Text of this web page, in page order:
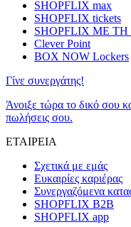
SHOPFLIX max
SHOPFLIX tickets
SHOPFLIX ΜΕ ΤΗ
Clever Point
BOX NOW Lockers
Γίνε συνεργάτης!
Άνοιξε τώρα το δικό σου
πωλήσεις σου.
ΕΤΑΙΡΕΙΑ
Σχετικά με εμάς
Ευκαιρίες καριέρας
Συνεργαζόμενα
SHOPFLIX B2B
SHOPFLIX app